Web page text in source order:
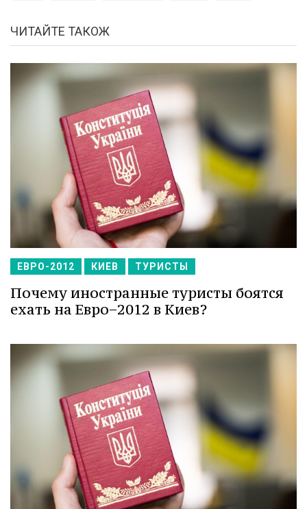
ЧИТАЙТЕ ТАКОЖ
ЕВРО-2012 КИЕВ ТУРИСТЫ
Почему иностранные туристы боятся
ехать на Евро−2012 в Киев?